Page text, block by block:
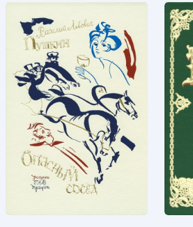
книг